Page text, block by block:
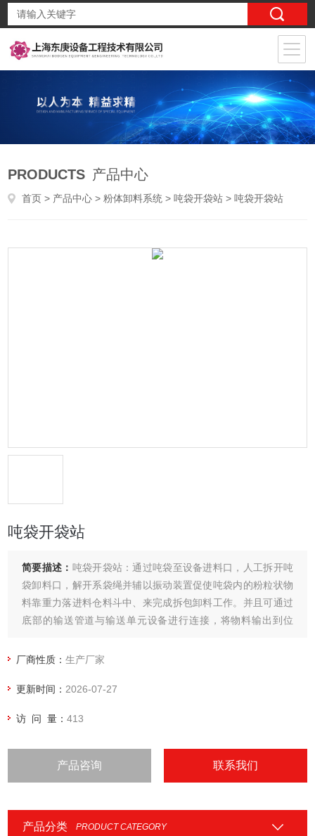
PRODUCTS 产品中心
首页 > 产品中心 >粉体卸料系统 >吨袋开袋站 > 吨袋开袋站
吨袋开袋站
简要描述： 吨袋开袋站：通过吨袋至设备进料口，人工拆开吨
袋卸料口，解开系袋绳并辅以振动装置促使吨袋内的粉粒状物
料靠重力落进料仓料斗中、来完成拆包卸料工作。并且可通过
底部的输送管道与输送单元设备进行连接，将物料输出到位
度、了生产效率，同时还解决了大袋在开袋工作中的因吸潮导
厂商性质：生产厂家
更新时间： 2026-07-27
访 问 量：413
产品咨询 联系我们
产品分类 PRODUCT CATEGORY